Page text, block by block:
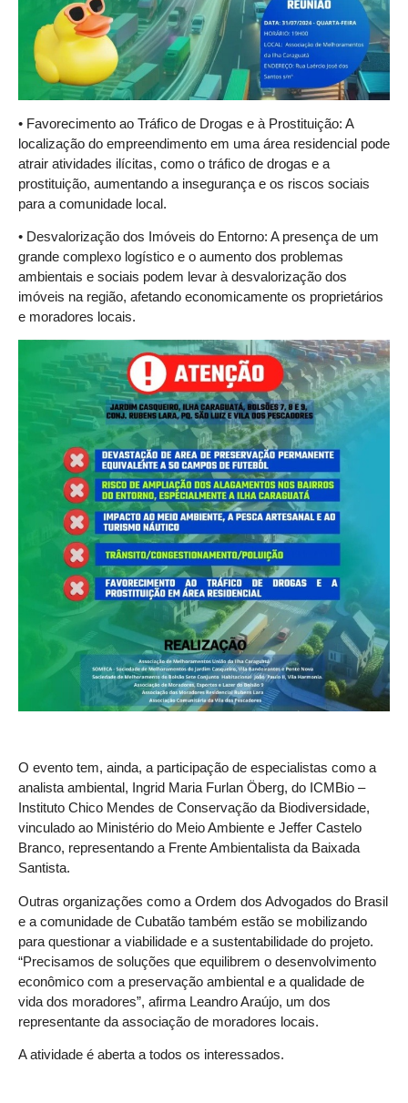
• Favorecimento ao Tráfico de Drogas e à Prostituição: A
localização do empreendimento em uma área residencial pode
atrair atividades ilícitas, como o tráfico de drogas e a
prostituição, aumentando a insegurança e os riscos sociais
para a comunidade local.
• Desvalorização dos Imóveis do Entorno: A presença de um
grande complexo logístico e o aumento dos problemas
ambientais e sociais podem levar à desvalorização dos
imóveis na região, afetando economicamente os proprietários
e moradores locais.
O evento tem, ainda, a participação de especialistas como a
analista ambiental, Ingrid Maria Furlan Öberg, do ICMBio –
Instituto Chico Mendes de Conservação da Biodiversidade,
vinculado ao Ministério do Meio Ambiente e Jeffer Castelo
Branco, representando a Frente Ambientalista da Baixada
Santista.
Outras organizações como a Ordem dos Advogados do Brasil
e a comunidade de Cubatão também estão se mobilizando
para questionar a viabilidade e a sustentabilidade do projeto.
“Precisamos de soluções que equilibrem o desenvolvimento
econômico com a preservação ambiental e a qualidade de
vida dos moradores”, afirma Leandro Araújo, um dos
representante da associação de moradores locais.
A atividade é aberta a todos os interessados.